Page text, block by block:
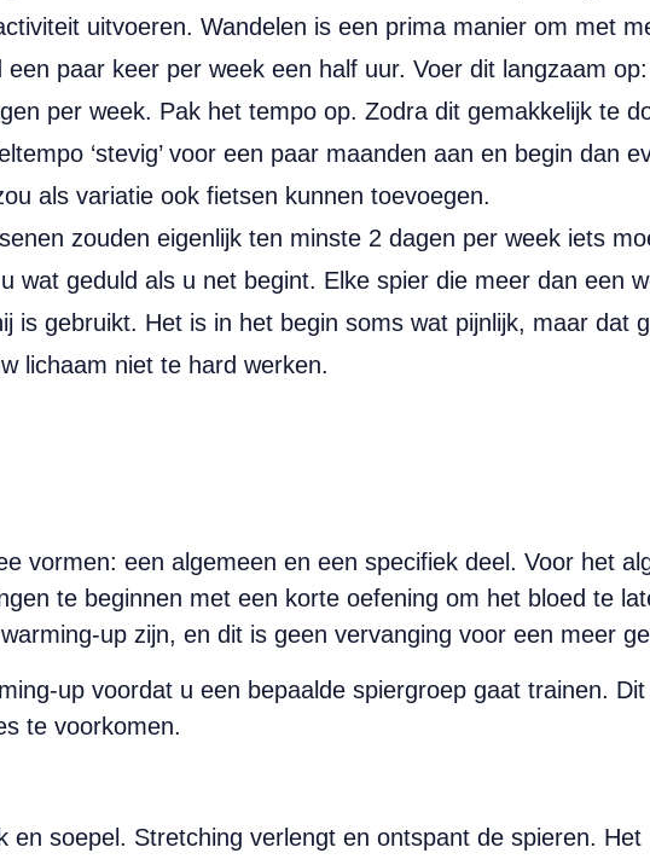
uitvoeren. Wandelen is een prima manier om met
een paar keer per week een half uur. Voer dit langzaam
per week. Pak het tempo op. Zodra dit gemakkelijk te
‘stevig’ voor een paar maanden aan en begin dan
als variatie ook fietsen kunnen toevoegen.
zouden eigenlijk ten minste 2 dagen per week iets
wat geduld als u net begint. Elke spier die meer dan een
is gebruikt. Het is in het begin soms wat pijnlijk, maar dat
lichaam niet te hard werken.
vormen: een algemeen en een specifiek deel. Voor het
te beginnen met een korte oefening om het bloed te
up zijn, en dit is geen vervanging voor een meer
up voordat u een bepaalde spiergroep gaat trainen.
te voorkomen.
en soepel. Stretching verlengt en ontspant de spieren.